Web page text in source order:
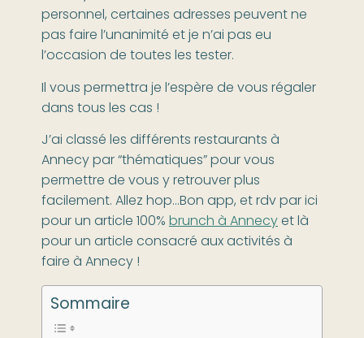
personnel, certaines adresses peuvent ne
pas faire l’unanimité et je n’ai pas eu
l’occasion de toutes les tester.
Il vous permettra je l’espère de vous régaler
dans tous les cas !
J’ai classé les différents restaurants à
Annecy par “thématiques” pour vous
permettre de vous y retrouver plus
facilement. Allez hop…Bon app, et rdv par ici
pour un article 100%brunch à Annecyet là
pour un article consacré aux activités à
faire à Annecy !
Sommaire